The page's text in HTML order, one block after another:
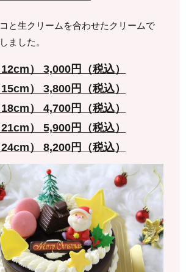
と生クリームを合わせたクリームで
ました。
） 3,000円（税込）
） 3,800円（税込）
） 4,700円（税込）
） 5,900円（税込）
） 8,200円（税込）